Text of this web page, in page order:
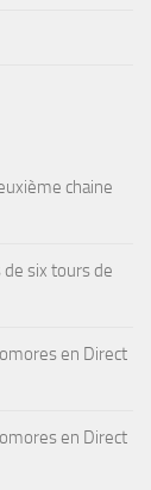
chaine
six tours de
en Direct
en Direct